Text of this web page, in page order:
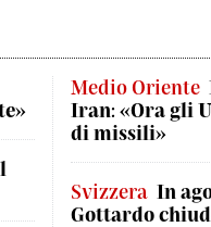
Medio Oriente
Iran: «Ora gli
di missili»
Svizzera In
Gottardo